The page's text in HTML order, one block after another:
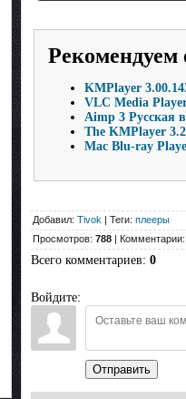
Рекомендуем
KMPlayer
VLC Media
Aimp 3 Русская
The KMPlayer
Mac Blu-ray
Добавил: Tivok | Теги: плееры
Просмотров: 788 | Комментарии:
Всего комментариев: 0
Войдите:
Отправить